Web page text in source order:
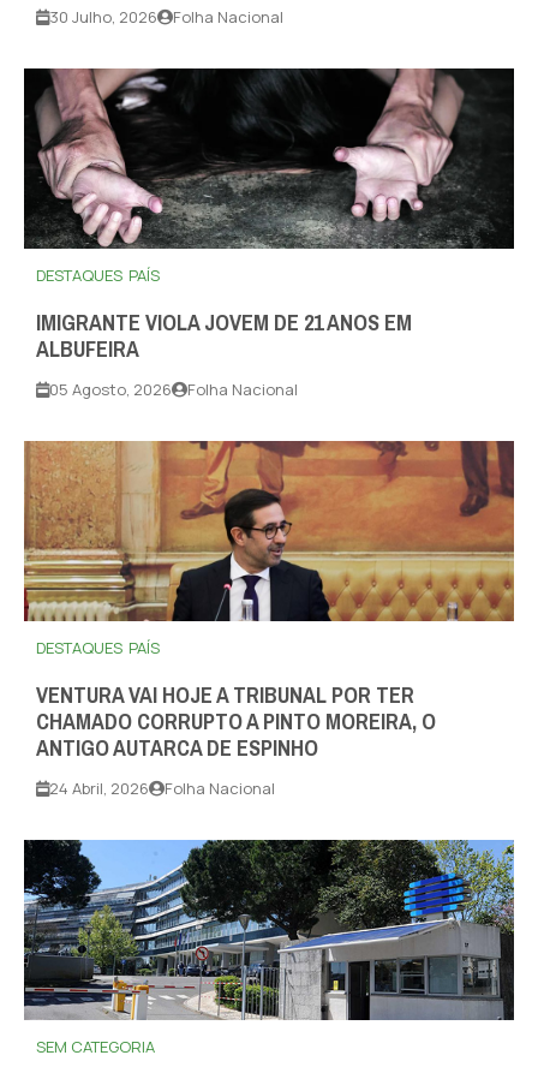
30 Julho, 2026 Folha Nacional
DESTAQUES PAÍS
IMIGRANTE VIOLA JOVEM DE 21 ANOS EM
ALBUFEIRA
05 Agosto, 2026 Folha Nacional
DESTAQUES PAÍS
VENTURA VAI HOJE A TRIBUNAL POR TER
CHAMADO CORRUPTO A PINTO MOREIRA, O
ANTIGO AUTARCA DE ESPINHO
24 Abril, 2026 Folha Nacional
SEM CATEGORIA